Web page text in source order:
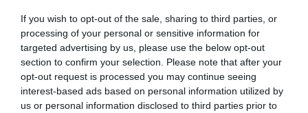
If you wish to opt-out of the sale, sharing to third parties, or
processing of your personal or sensitive information for
targeted advertising by us, please use the below opt-out
section to confirm your selection. Please note that after your
opt-out request is processed you may continue seeing
interest-based ads based on personal information utilized by
us or personal information disclosed to third parties prior to
σενάρια, με τελικό στόχο την κατάληψη
λογαριασμών στο WhatsApp. Η απάτη ξεκινά με
[…]